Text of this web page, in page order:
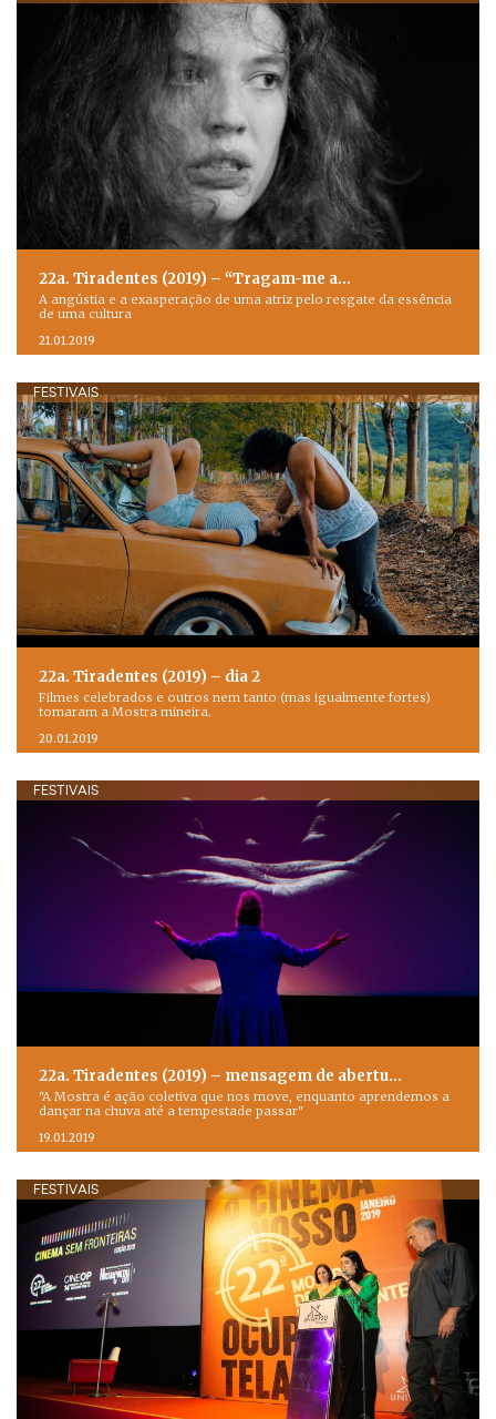
22a. Tiradentes (2019) – “Tragam-me a…
A angústia e a exasperação de uma atriz pelo resgate da essência
de uma cultura
21.01.2019
FESTIVAIS
22a. Tiradentes (2019) – dia 2
Filmes celebrados e outros nem tanto (mas igualmente fortes)
tomaram a Mostra mineira.
20.01.2019
FESTIVAIS
22a. Tiradentes (2019) – mensagem de abertu…
"A Mostra é ação coletiva que nos move, enquanto aprendemos a
dançar na chuva até a tempestade passar"
19.01.2019
FESTIVAIS